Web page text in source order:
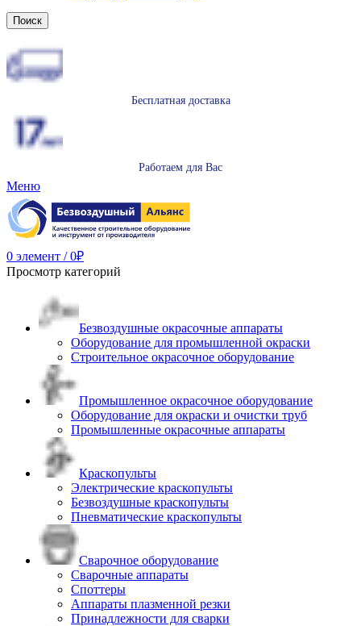
Поиск
Бесплатная доставка
Работаем для Вас
Меню
0 элемент / 0₽
Просмотр категорий
Безвоздушные окрасочные аппараты
Оборудование для промышленной окраски
Строительное окрасочное оборудование
Промышленное окрасочное оборудование
Оборудование для окраски и очистки труб
Промышленные окрасочные аппараты
Краскопульты
Электрические краскопульты
Безвоздушные краскопульты
Пневматические краскопульты
Сварочное оборудование
Сварочные аппараты
Споттеры
Аппараты плазменной резки
Принадлежности для сварки